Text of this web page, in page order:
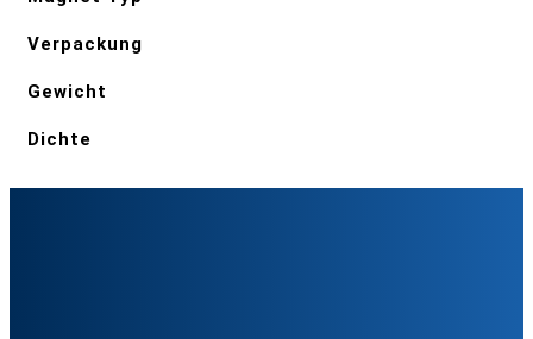
Verpackung
Gewicht
Dichte